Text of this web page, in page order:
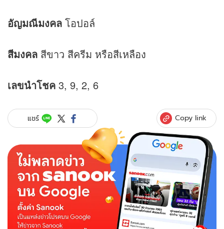
อัญมณีมงคล โอปอล์
สีมงคล สีขาว สีครีม หรือสีเหลือง
เลขนำโชค 3, 9, 2, 6
แชร์ Copy link